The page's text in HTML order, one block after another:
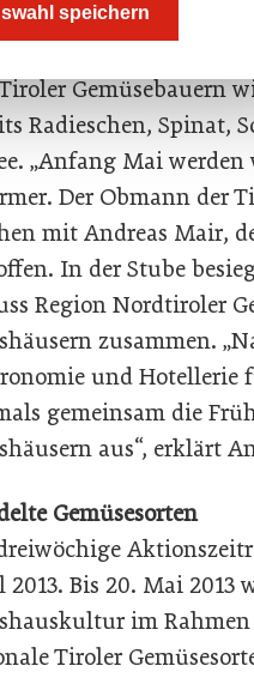
speichern
Winter war hart und
Gemüsebauern
Radieschen, Spinat,
„Anfang Mai werden
Der Obmann der
mit Andreas Mair,
In der Stube
Region Nordtiroler
zusammen.
und Hotellerie
gemeinsam die
aus“, erklärt
Gemüsesorten
2013. Bis 20. Mai
im
Tiroler